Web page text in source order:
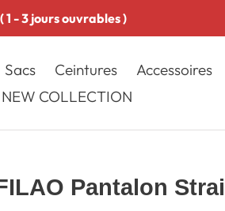
- 3 jours ouvrables )
Sacs Ceintures
Accessoires
NEW COLLECTION
Pantalon